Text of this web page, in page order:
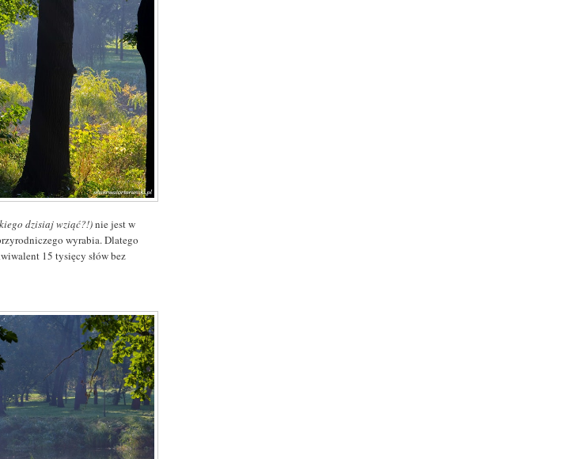
dzisiaj wziąć?!)nie jest w
wyrabia. Dlatego
15 tysięcy słów bez